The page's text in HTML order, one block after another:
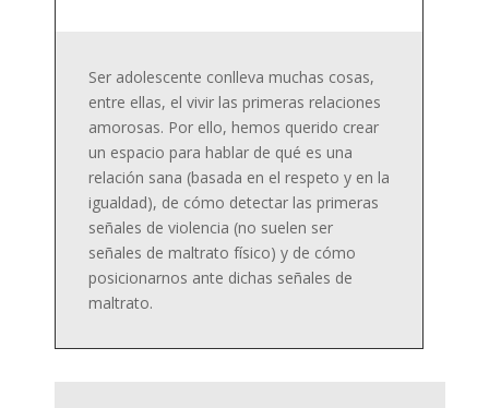
Ser adolescente conlleva muchas cosas,
entre ellas, el vivir las primeras relaciones
amorosas. Por ello, hemos querido crear
un espacio para hablar de qué es una
relación sana (basada en el respeto y en la
igualdad), de cómo detectar las primeras
señales de violencia (no suelen ser
señales de maltrato físico) y de cómo
posicionarnos ante dichas señales de
maltrato.